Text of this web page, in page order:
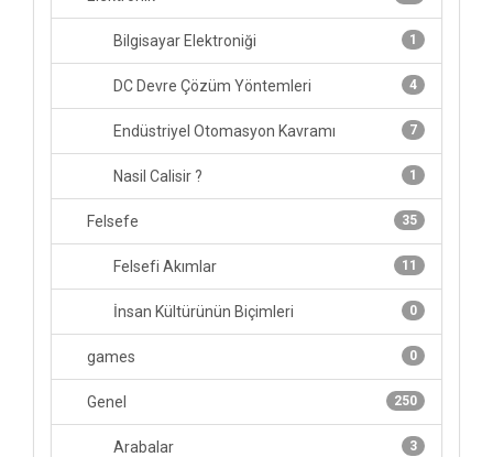
1
Bilgisayar Elektroniği
4
DC Devre Çözüm Yöntemleri
7
Endüstriyel Otomasyon Kavramı
1
Nasil Calisir ?
35
Felsefe
11
Felsefi Akımlar
0
İnsan Kültürünün Biçimleri
0
games
250
Genel
3
Arabalar